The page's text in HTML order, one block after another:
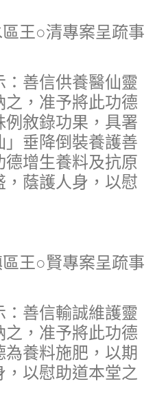
王○清專案呈疏事
善信供養醫仙靈
，准予將此功德
敘錄功果，具署
垂降倒裝養護善
增生養料及抗原
蔭護人身，以慰
王○賢專案呈疏事
善信輸誠維護靈
，准予將此功德
養料施肥，以期
以慰助道本堂之